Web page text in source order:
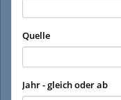
Quelle
Jahr - gleich oder ab